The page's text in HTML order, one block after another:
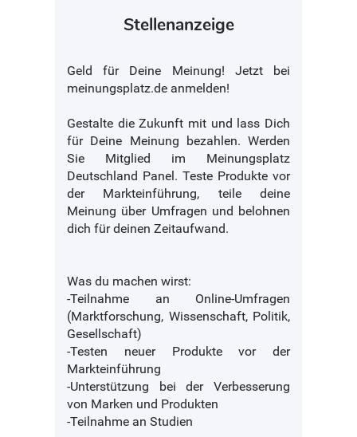
Stellenanzeige
Geld für Deine Meinung! Jetzt bei
meinungsplatz.de anmelden!
Gestalte die Zukunft mit und lass Dich
für Deine Meinung bezahlen. Werden
Sie Mitglied im Meinungsplatz
Deutschland Panel. Teste Produkte vor
der Markteinführung, teile deine
Meinung über Umfragen und belohnen
dich für deinen Zeitaufwand.
Was du machen wirst:
-Teilnahme an Online-Umfragen
(Marktforschung, Wissenschaft, Politik,
Gesellschaft)
-Testen neuer Produkte vor der
Markteinführung
-Unterstützung bei der Verbesserung
von Marken und Produkten
-Teilnahme an Studien